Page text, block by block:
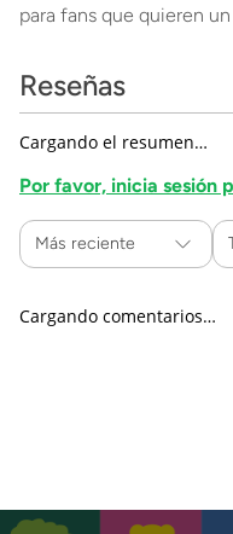
para fans que quieren
Reseñas
Cargando el resumen…
Por favor, inicia sesión
Más reciente
Cargando comentarios…